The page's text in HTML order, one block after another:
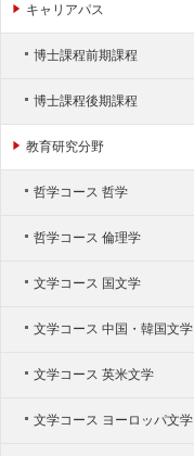
キャリアパス
博士課程前期課程
博士課程後期課程
教育研究分野
哲学コース 哲学
哲学コース 倫理学
文学コース 国文学
文学コース 中国・韓国文学
文学コース 英米文学
文学コース ヨーロッパ文学